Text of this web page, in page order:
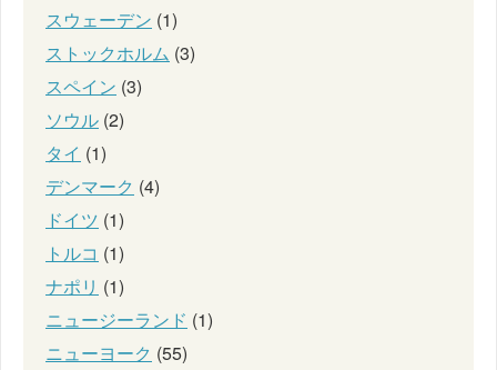
スウェーデン (1)
ストックホルム (3)
スペイン (3)
ソウル (2)
タイ (1)
デンマーク (4)
ドイツ (1)
トルコ (1)
ナポリ (1)
ニュージーランド (1)
ニューヨーク (55)